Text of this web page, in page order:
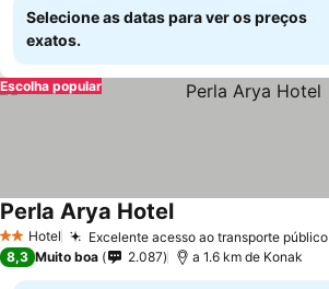
Selecione as datas para ver os preços
exatos.
Escolha popular
2 Estrelas
Hotel Excelente acesso ao transporte público
Perla Arya Hotel
8,3 Muito boa 2.087 a 1.6 km de Konak